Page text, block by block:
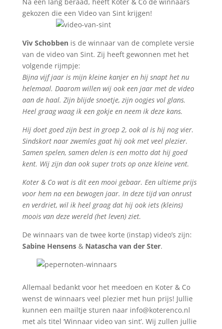
gekozen die een Video van Sint krijgen!
Viv Schobbenis de winnaar van de complete versie
van de video van Sint. Zij heeft gewonnen met het
volgende rijmpje:
Bijna vijf jaar is mijn kleine kanjer en hij snapt het nu
helemaal. Daarom willen wij ook een jaar met de video
aan de haal. Zijn blijde snoetje, zijn oogjes vol glans.
Heel graag waag ik een gokje en neem ik deze kans.
Hij doet goed zijn best in groep 2, ook al is hij nog vier.
Sindskort naar zwemles gaat hij ook met veel plezier.
Samen spelen, samen delen is een motto dat hij goed
kent. Wij zijn dan ook super trots op onze kleine vent.
Koter & Co wat is dit een mooi gebaar. Een ultieme prijs
voor hem na een bewogen jaar. In deze tijd van onrust
en verdriet, wil ik heel graag dat hij ook iets (kleins)
moois van deze wereld (het leven) ziet.
De winnaars van de twee korte (instap) video’s zijn:
Sabine Hensens &Natascha van der Ster.
Allemaal bedankt voor het meedoen en Koter & Co
wenst de winnaars veel plezier met hun prijs! Jullie
kunnen een mailtje sturen naar info@koterenco.nl
met als titel ‘Winnaar video van sint’. Wij zullen jullie